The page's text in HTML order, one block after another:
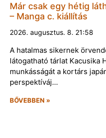
Már csak egy hétig
– Manga c. kiállítás
2026. augusztus. 8. 21:58
A hatalmas sikernek
látogatható tárlat Kacusika
munkásságát a kortárs
perspektíváj…
BŐVEBBEN »